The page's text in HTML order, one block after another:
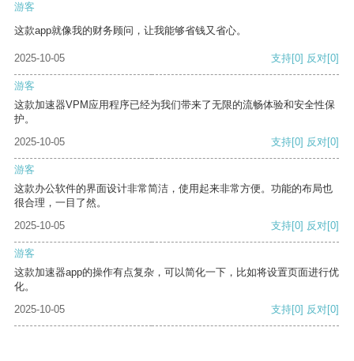
游客
这款app就像我的财务顾问，让我能够省钱又省心。
2025-10-05 支持[0] 反对[0]
游客
这款加速器VPM应用程序已经为我们带来了无限的流畅体验和安全性保
护。
2025-10-05
支持[0] 反对[0]
游客
这款办公软件的界面设计非常简洁，使用起来非常方便。功能的布局也
很合理，一目了然。
2025-10-05
支持[0] 反对[0]
游客
这款加速器app的操作有点复杂，可以简化一下，比如将设置页面进行优
化。
2025-10-05
支持[0] 反对[0]